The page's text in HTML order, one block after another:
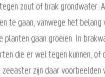
zout of brak
te gaan, vanwege het
planten gaan groeien. In
die er wel tegen kunnen,
zijn daar voorbeelden